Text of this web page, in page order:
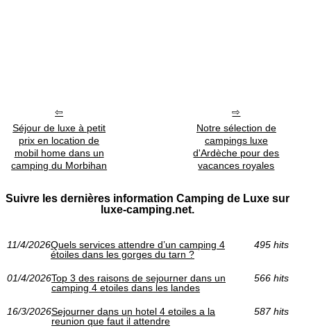
Séjour de luxe à petit
prix en location de
mobil home dans un
camping du Morbihan
Notre sélection de
campings luxe
d'Ardèche pour des
vacances royales
Suivre les dernières information Camping de Luxe sur
luxe-camping.net.
11/4/2026Quels services attendre d’un camping 4
étoiles dans les gorges du tarn ?
495 hits
01/4/2026Top 3 des raisons de sejourner dans un
camping 4 etoiles dans les landes
566 hits
16/3/2026Sejourner dans un hotel 4 etoiles a la
reunion que faut il attendre
587 hits